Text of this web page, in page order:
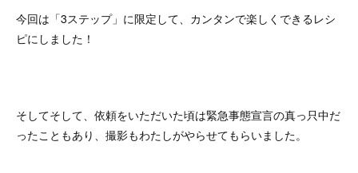
今回は「3ステップ」に限定して、カンタンで楽しくできるレシ
ピにしました！
そしてそして、依頼をいただいた頃は緊急事態宣言の真っ只中だ
ったこともあり、撮影もわたしがやらせてもらいました。